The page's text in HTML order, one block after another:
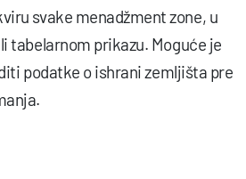
svake menadžment zone, u
tabelarnom prikazu. Moguće je
podatke o ishrani zemljišta pre